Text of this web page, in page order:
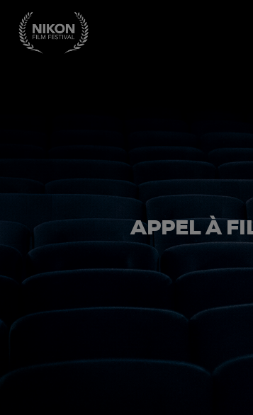
APPEL À